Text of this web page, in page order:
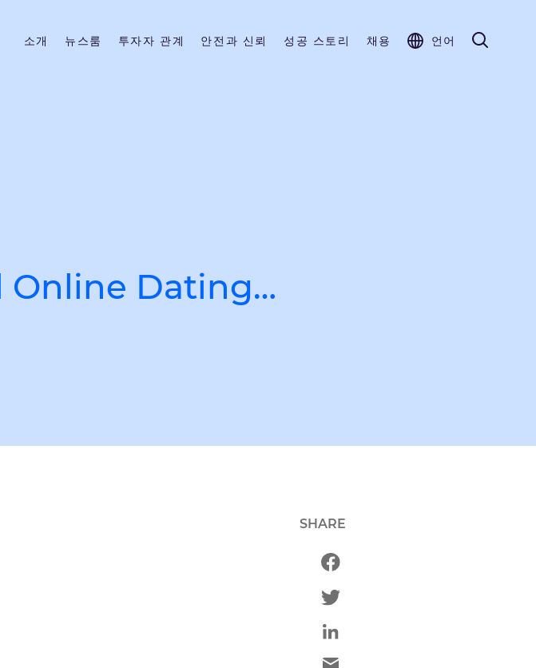
소개 뉴스룸 투자자 관계 안전과 신뢰 성공 스토리 채용 언어
Online Dating…
SHARE